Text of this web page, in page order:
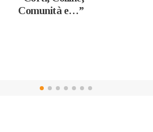
Comunità e…”